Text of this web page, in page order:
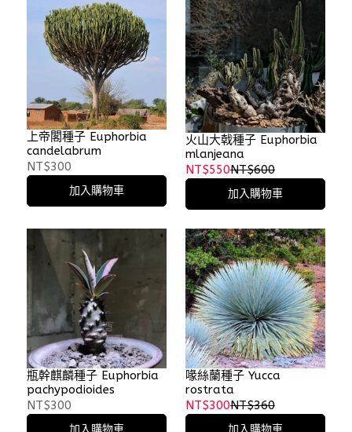
上帝閣種子 Euphorbia
candelabrum
NT$300
加入購物車
火山大戟種子 Euphorbia
mlanjeana
NT$550NT$600
加入購物車
瓶幹麒麟種子 Euphorbia
pachypodioides
NT$300
加入購物車
喙絲蘭種子 Yucca
rostrata
NT$300NT$360
加入購物車